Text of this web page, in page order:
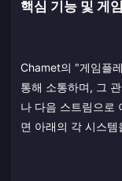
핵심 기능 및 게
Chamet의 "게임플
통해 소통하며, 그
나 다음 스트림으로
면 아래의 각 시스